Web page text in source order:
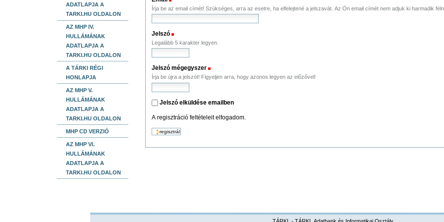
ADATLAPJA A
TARKI.HU OLDALON
AZ MHP IV.
HULLÁMÁNAK
ADATLAPJA A
TARKI.HU OLDALON
A TÁRKI RÉGI
HONLAPJA
AZ MHP V.
HULLÁMÁNAK
ADATLAPJA A
TARKI.HU OLDALON
MHP CD VERZIÓ
AZ MHP VI.
HULLÁMÁNAK
ADATLAPJA A
TARKI.HU OLDALON
Írja be az email címét! Szükséges, arra az esetre, ha elfelejtené a jelszavát. Az Ön email címét nem adjuk ki harmadik
Jelszó
Legalább 5 karakter legyen.
Jelszó mégegyszer
Írja be újra a jelszót! Figyeljen arra, hogy azonos legyen az előzővel!
Jelszó elküldése emailben
A regisztráció feltételeit elfogadom.